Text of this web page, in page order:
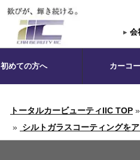
▸ 会
初めての方へ カーコ
トータルカービューティIIC TOP »
» シルトガラスコーティングを